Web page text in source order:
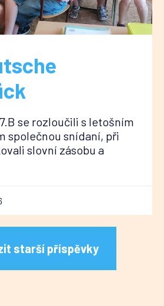
se rozloučili s letošním
společnou snídaní, při
slovní zásobu a
starší příspěvky